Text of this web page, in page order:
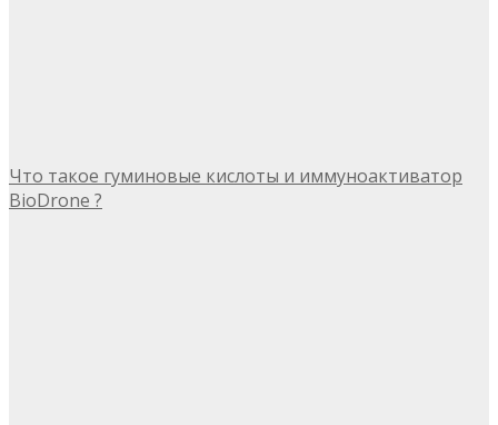
Что такое гуминовые кислоты и иммуноактиватор
BioDrone ?